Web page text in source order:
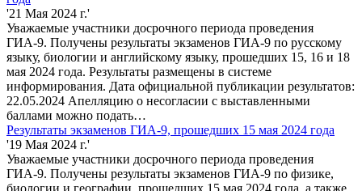
'21 Мая 2024 г.'
Уважаемые участники досрочного периода проведения
ГИА-9. Получены результаты экзаменов ГИА-9 по русскому
языку, биологии и английскому языку, прошедших 15, 16 и 18
мая 2024 года. Результаты размещены в системе
информирования. Дата официальной публикации результатов:
22.05.2024 Апелляцию о несогласии с выставленными
баллами можно подать…
Результаты экзаменов ГИА-9, прошедших 15 мая 2024 года
'19 Мая 2024 г.'
Уважаемые участники досрочного периода проведения
ГИА-9. Получены результаты экзаменов ГИА-9 по физике,